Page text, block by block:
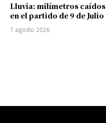
Lluvia: milímetros caídos
en el partido de 9 de Julio
7 agosto 2026